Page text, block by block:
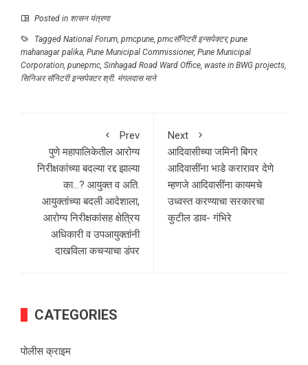
Posted in शासन यंत्रणा
Tagged National Forum, pmcpune, pmcसॅनिटरी इन्सपेक्टर, pune
mahanagar palika, Pune Municipal Commissioner, Pune Municipal
Corporation, punepmc, Sinhagad Road Ward Office, waste in BWG projects,
सिनिअर सॅनिटरी इन्सपेक्टर श्री. मंगलदास माने
Prev
पुणे महापालिकेतील आरोग्य
निरीक्षकांच्या बदल्या रद्द झाल्या
का…? आयुक्त व अति.
आयुक्तांच्या बदली आदेशाला,
आरोग्य निरीक्षकांसह क्षेत्रिय
अधिकारी व उपआयुक्तांनी
दाखविला कचऱ्याचा डंपर
Next
आदिवासीच्या जमिनी बिगर
आदिवासींना भाडे करारावर देणे
म्हणजे आदिवासींना कायमचे
उध्वस्त करण्याचा सरकारचा
कुटील डाव- गंभिरे
CATEGORIES
पोलीस क्राइम